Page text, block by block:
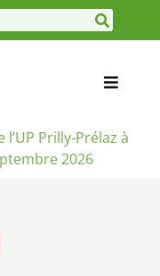
l’UP Prilly-Prélaz à
2026